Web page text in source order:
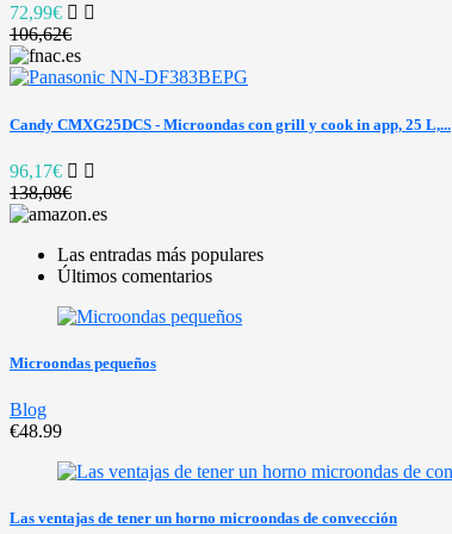
72,99€
106,62€
Candy CMXG25DCS - Microondas con grill y cook in app, 25 L,...
96,17€
138,08€
Las entradas más populares
Últimos comentarios
Microondas pequeños
Blog
€48.99
Las ventajas de tener un horno microondas de convección